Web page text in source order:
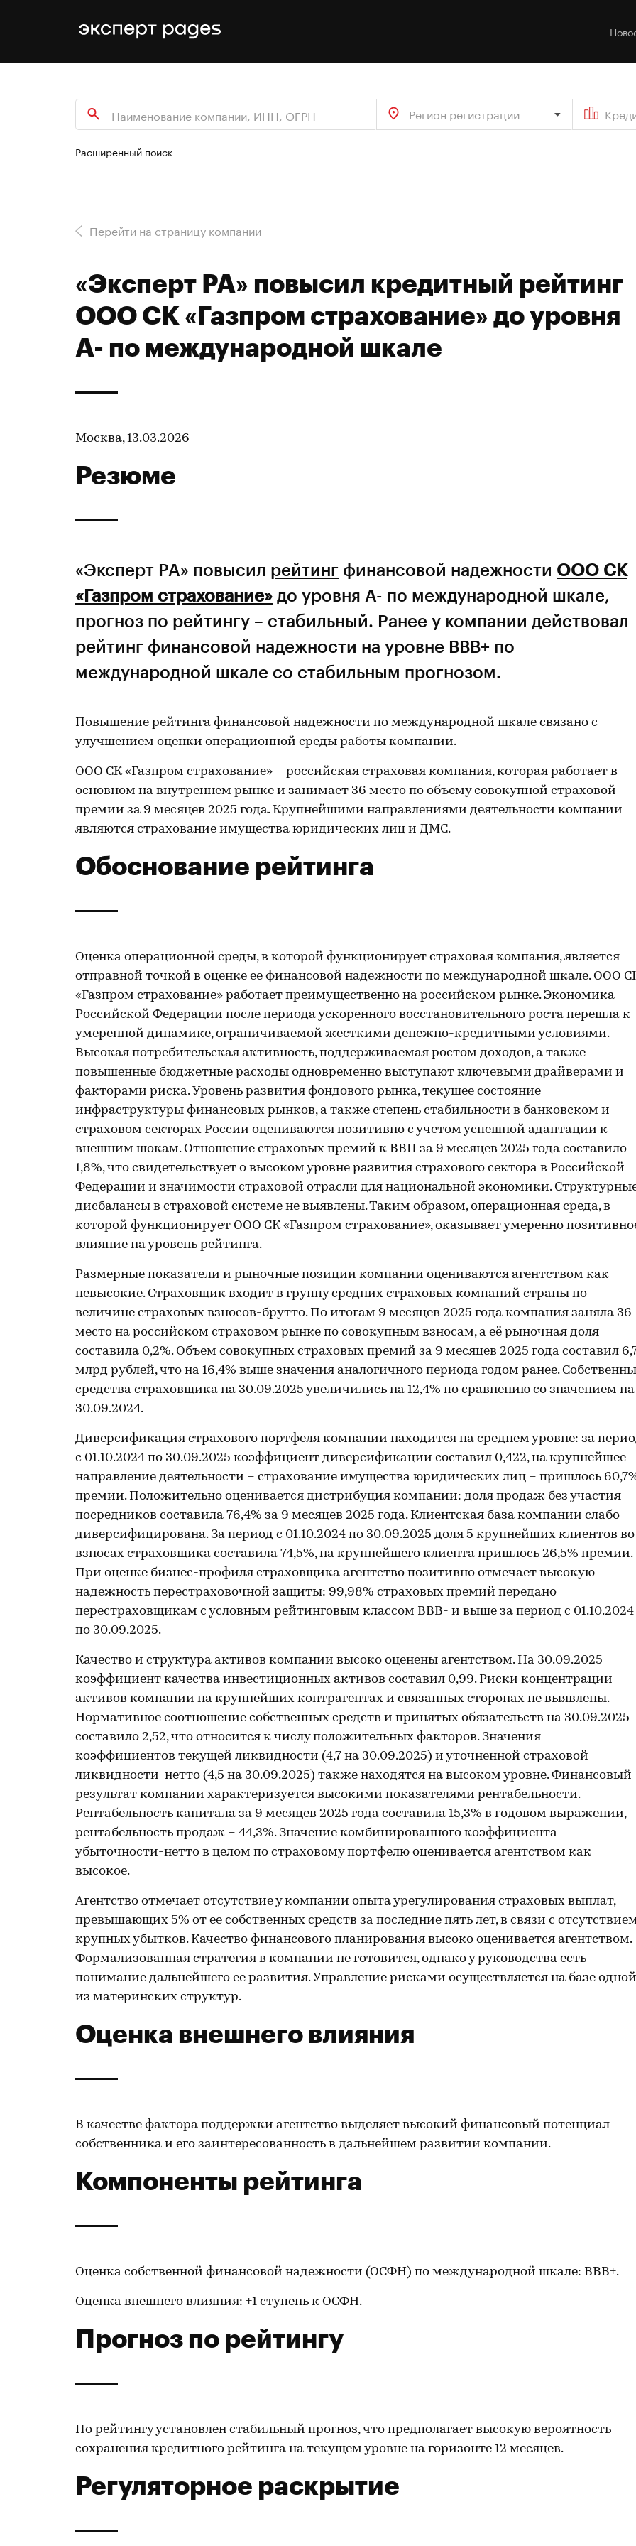
Регион регистрации
Расширенный поиск
Перейти на страницу компании
«Эксперт РА» повысил кредитный рейтинг
ООО СК «Газпром страхование» до уровня
А- по международной шкале
Москва, 13.03.2026
Резюме
«Эксперт РА» повысил рейтинг финансовой надежности ООО СК
«Газпром страхование» до уровня А- по международной шкале,
прогноз по рейтингу – стабильный. Ранее у компании действовал
рейтинг финансовой надежности на уровне ВВВ+ по
международной шкале со стабильным прогнозом.
Повышение рейтинга финансовой надежности по международной шкале связано с
улучшением оценки операционной среды работы компании.
ООО СК «Газпром страхование» – российская страховая компания, которая работает в
основном на внутреннем рынке и занимает 36 место по объему совокупной страховой
премии за 9 месяцев 2025 года. Крупнейшими направлениями деятельности компании
являются страхование имущества юридических лиц и ДМС.
Обоснование рейтинга
Оценка операционной среды, в которой функционирует страховая компания, является
отправной точкой в оценке ее финансовой надежности по международной шкале. ООО
«Газпром страхование» работает преимущественно на российском рынке. Экономика
Российской Федерации после периода ускоренного восстановительного роста перешла к
умеренной динамике, ограничиваемой жесткими денежно-кредитными условиями.
Высокая потребительская активность, поддерживаемая ростом доходов, а также
повышенные бюджетные расходы одновременно выступают ключевыми драйверами и
факторами риска. Уровень развития фондового рынка, текущее состояние
инфраструктуры финансовых рынков, а также степень стабильности в банковском и
страховом секторах России оцениваются позитивно с учетом успешной адаптации к
внешним шокам. Отношение страховых премий к ВВП за 9 месяцев 2025 года составило
1,8%, что свидетельствует о высоком уровне развития страхового сектора в Российской
Федерации и значимости страховой отрасли для национальной экономики.
дисбалансы в страховой системе не выявлены. Таким образом, операционная среда, в
которой функционирует ООО СК «Газпром страхование», оказывает умеренно
влияние на уровень рейтинга.
Размерные показатели и рыночные позиции компании оцениваются агентством как
невысокие. Страховщик входит в группу средних страховых компаний страны по
величине страховых взносов-брутто. По итогам 9 месяцев 2025 года компания заняла 36
место на российском страховом рынке по совокупным взносам, а её рыночная доля
составила 0,2%. Объем совокупных страховых премий за 9 месяцев 2025 года составил
млрд рублей, что на 16,4% выше значения аналогичного периода годом ранее.
средства страховщика на 30.09.2025 увеличились на 12,4% по сравнению со значением на
30.09.2024.
Диверсификация страхового портфеля компании находится на среднем уровне: за
с 01.10.2024 по 30.09.2025 коэффициент диверсификации составил 0,422, на крупнейшее
направление деятельности – страхование имущества юридических лиц – пришлось
премии. Положительно оценивается дистрибуция компании: доля продаж без участия
посредников составила 76,4% за 9 месяцев 2025 года. Клиентская база компании слабо
диверсифицирована. За период с 01.10.2024 по 30.09.2025 доля 5 крупнейших клиентов во
взносах страховщика составила 74,5%, на крупнейшего клиента пришлось 26,5% премии.
При оценке бизнес-профиля страховщика агентство позитивно отмечает высокую
надежность перестраховочной защиты: 99,98% страховых премий передано
перестраховщикам с условным рейтинговым классом ВВВ- и выше за период с 01.10.2024
по 30.09.2025.
Качество и структура активов компании высоко оценены агентством. На 30.09.2025
коэффициент качества инвестиционных активов составил 0,99. Риски концентрации
активов компании на крупнейших контрагентах и связанных сторонах не выявлены.
Нормативное соотношение собственных средств и принятых обязательств на 30.09.2025
составило 2,52, что относится к числу положительных факторов. Значения
коэффициентов текущей ликвидности (4,7 на 30.09.2025) и уточненной страховой
ликвидности-нетто (4,5 на 30.09.2025) также находятся на высоком уровне. Финансовый
результат компании характеризуется высокими показателями рентабельности.
Рентабельность капитала за 9 месяцев 2025 года составила 15,3% в годовом выражении,
рентабельность продаж – 44,3%. Значение комбинированного коэффициента
убыточности-нетто в целом по страховому портфелю оценивается агентством как
высокое.
Агентство отмечает отсутствие у компании опыта урегулирования страховых выплат,
превышающих 5% от ее собственных средств за последние пять лет, в связи с
крупных убытков. Качество финансового планирования высоко оценивается агентством.
Формализованная стратегия в компании не готовится, однако у руководства есть
понимание дальнейшего ее развития. Управление рисками осуществляется на базе одной
из материнских структур.
Оценка внешнего влияния
В качестве фактора поддержки агентство выделяет высокий финансовый потенциал
собственника и его заинтересованность в дальнейшем развитии компании.
Компоненты рейтинга
Оценка собственной финансовой надежности (ОСФН) по международной шкале: ВВВ+.
Оценка внешнего влияния: +1 ступень к ОСФН.
Прогноз по рейтингу
По рейтингу установлен стабильный прогноз, что предполагает высокую вероятность
сохранения кредитного рейтинга на текущем уровне на горизонте 12 месяцев.
Регуляторное раскрытие